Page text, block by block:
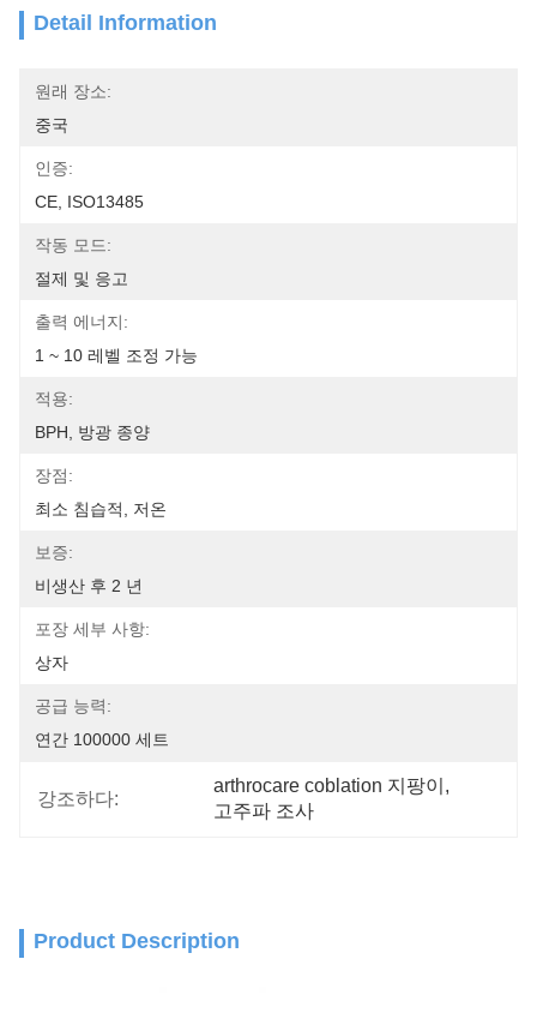
Detail Information
원래 장소:
중국
인증:
CE, ISO13485
작동 모드:
절제 및 응고
출력 에너지:
1 ~ 10 레벨 조정 가능
적용:
BPH, 방광 종양
장점:
최소 침습적, 저온
보증:
비생산 후 2 년
포장 세부 사항:
상자
공급 능력:
연간 100000 세트
강조하다:
arthrocare coblation 지팡이 ,
고주파 조사
Product Description